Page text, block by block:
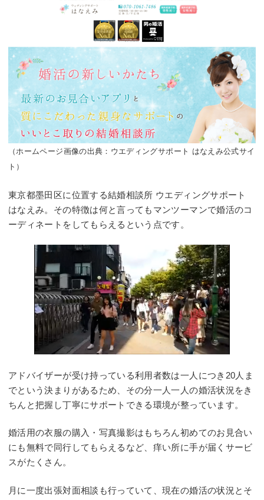
（ホームページ画像の出典：ウエディングサポート はなえみ公式サイ
ト）
東京都墨田区に位置する結婚相談所 ウエディングサポート
はなえみ。その特徴は何と言ってもマンツーマンで婚活のコ
ーディネートをしてもらえるという点です。
アドバイザーが受け持っている利用者数は一人につき20人ま
でという決まりがあるため、その分一人一人の婚活状況をき
ちんと把握し丁寧にサポートできる環境が整っています。
婚活用の衣服の購入・写真撮影はもちろん初めてのお見合い
にも無料で同行してもらえるなど、痒い所に手が届くサービ
スがたくさん。
月に一度出張対面相談も行っていて、現在の婚活の状況とそ